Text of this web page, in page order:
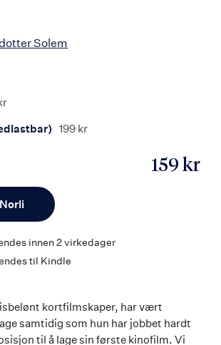
Solem
199 kr
159 kr
innen 2 virkedager
til Kindle
kortfilmskaper, har vært
samtidig som hun har jobbet hardt
til å lage sin første kinofilm. Vi